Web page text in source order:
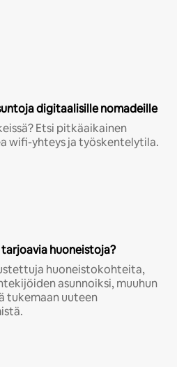
digitaalisille nomadeille
Etsi pitkäaikainen
wifi-yhteys ja työskentelytila.
huoneistoja?
huoneistokohteita,
asunnoiksi, muuhun
tukemaan uuteen